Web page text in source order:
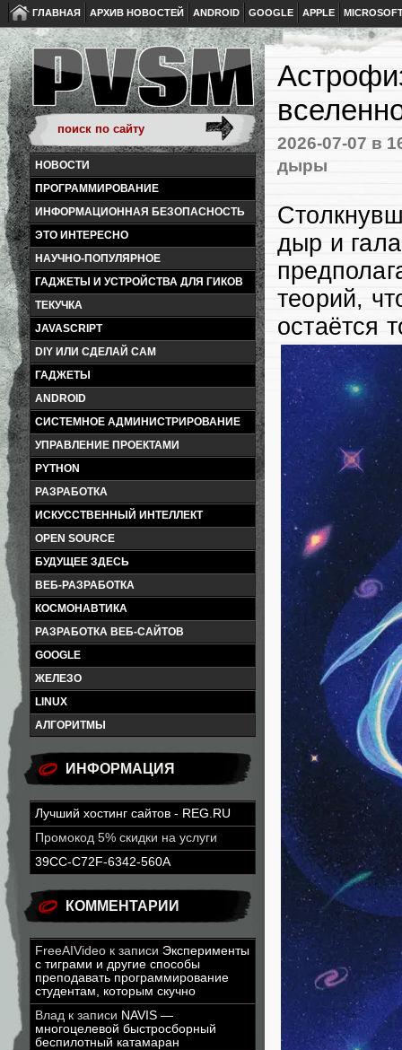
ГЛАВНАЯ АРХИВ НОВОСТЕЙ ANDROID GOOGLE APPLE
НОВОСТИ
ПРОГРАММИРОВАНИЕ
ИНФОРМАЦИОННАЯ БЕЗОПАСНОСТЬ
ЭТО ИНТЕРЕСНО
НАУЧНО-ПОПУЛЯРНОЕ
ГАДЖЕТЫ И УСТРОЙСТВА ДЛЯ ГИКОВ
ТЕКУЧКА
JAVASCRIPT
DIY ИЛИ СДЕЛАЙ САМ
ГАДЖЕТЫ
ANDROID
СИСТЕМНОЕ АДМИНИСТРИРОВАНИЕ
УПРАВЛЕНИЕ ПРОЕКТАМИ
PYTHON
РАЗРАБОТКА
ИСКУССТВЕННЫЙ ИНТЕЛЛЕКТ
OPEN SOURCE
БУДУЩЕЕ ЗДЕСЬ
ВЕБ-РАЗРАБОТКА
КОСМОНАВТИКА
РАЗРАБОТКА ВЕБ-САЙТОВ
GOOGLE
ЖЕЛЕЗО
LINUX
АЛГОРИТМЫ
ИНФОРМАЦИЯ
Лучший хостинг сайтов - REG.RU
Промокод 5% скидки на услуги
39CC-C72F-6342-560A
КОММЕНТАРИИ
FreeAIVideo к записи Эксперименты
с тиграми и другие способы
преподавать программирование
студентам, которым скучно
Влад к записи NAVIS —
многоцелевой быстросборный
беспилотный катамаран
2026-07-07 в
дыры
дыр и
теорий,
остаётся